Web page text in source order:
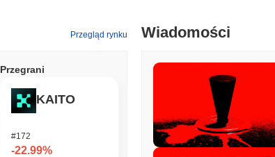
Przegląd rynku
Przegrani
KAITO
#172
-22.99%
Wiadomości